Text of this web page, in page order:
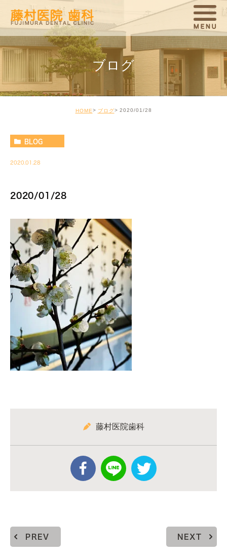
ブログ
HOME ブログ 2020/01/28
BLOG
2020.01.28
2020/01/28
藤村医院歯科
PREV NEXT